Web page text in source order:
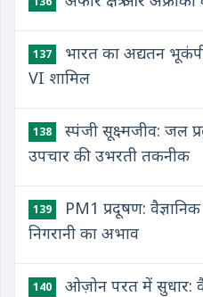
137
भारत का अद्यतन
VI शामिल
138
स्पंजी सूक्ष्मजीव: जल
उपचार की उभरती तकनीक
139
PM1 प्रदूषण:
निगरानी का अभाव
140
ओज़ोन परत में सुधार: